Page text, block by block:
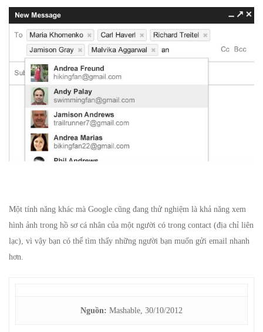
Một tính năng khác mà Google cũng đang thử nghiệm là khả năng xem
hình ảnh trong hồ sơ cá nhân của một người có trong contact (địa chỉ liên
lạc), vì vậy bạn có thể tìm thấy những người bạn muốn gửi email nhanh
hơn.
Nguồn: Mashable, 30/10/2012